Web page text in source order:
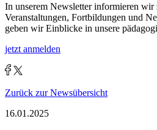
In unserem Newsletter informieren wir
Veranstaltungen, Fortbildungen und
geben wir Einblicke in unsere
jetzt anmelden
Zurück zur Newsübersicht
16.01.2025